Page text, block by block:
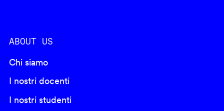
ABOUT US
Chi siamo
I nostri docenti
I nostri studenti